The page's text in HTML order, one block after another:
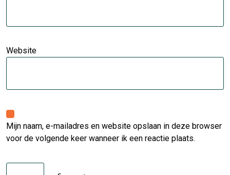
Website
Mijn naam, e-mailadres en website opslaan in deze browser
voor de volgende keer wanneer ik een reactie plaats.